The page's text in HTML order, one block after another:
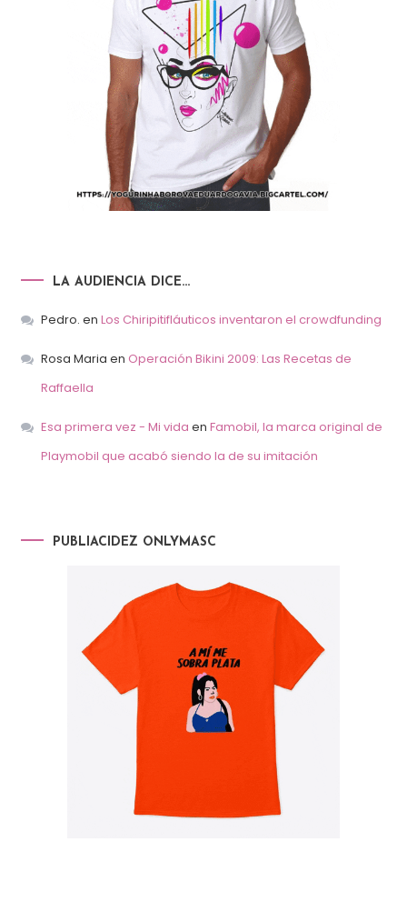
LA AUDIENCIA DICE…
Pedro. en Los Chiripitifláuticos inventaron el crowdfunding
Rosa Maria en Operación Bikini 2009: Las Recetas de
Raffaella
Esa primera vez - Mi vida en Famobil, la marca original de
Playmobil que acabó siendo la de su imitación
PUBLIACIDEZ ONLYMASC